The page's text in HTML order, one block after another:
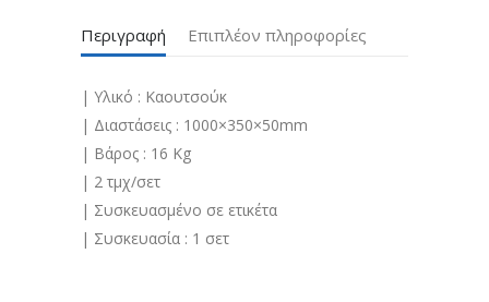
Περιγραφή Επιπλέον πληροφορίες
| Υλικό : Καουτσούκ
| Διαστάσεις : 1000×350×50mm
| Βάρος : 16 Kg
| 2 τμχ/σετ
| Συσκευασμένο σε ετικέτα
| Συσκευασία : 1 σετ